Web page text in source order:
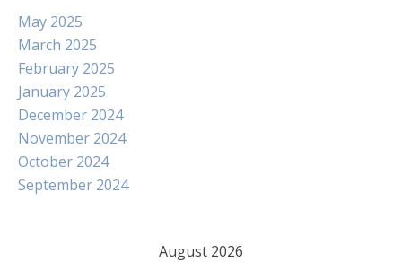
May 2025
March 2025
February 2025
January 2025
December 2024
November 2024
October 2024
September 2024
August 2026